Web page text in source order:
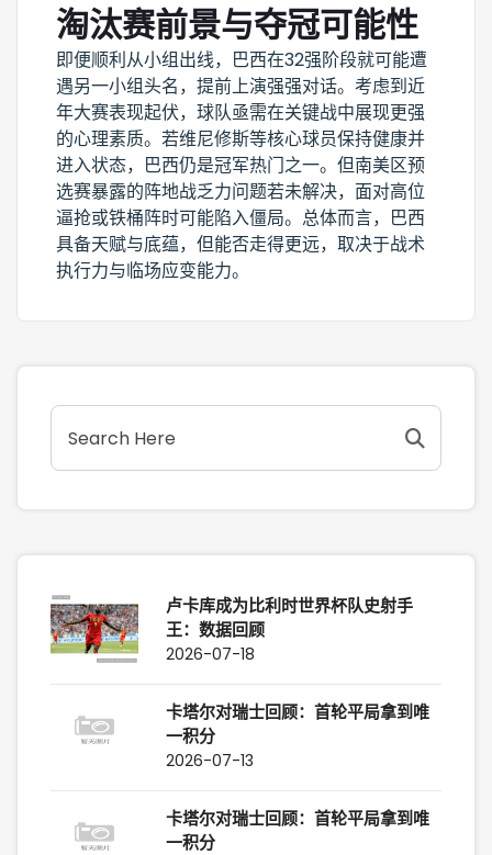
淘汰赛前景与夺冠可能性
即便顺利从小组出线，巴西在32强阶段就可能遭
遇另一小组头名，提前上演强强对话。考虑到近
年大赛表现起伏，球队亟需在关键战中展现更强
的心理素质。若维尼修斯等核心球员保持健康并
进入状态，巴西仍是冠军热门之一。但南美区预
选赛暴露的阵地战乏力问题若未解决，面对高位
逼抢或铁桶阵时可能陷入僵局。总体而言，巴西
具备天赋与底蕴，但能否走得更远，取决于战术
执行力与临场应变能力。
卢卡库成为比利时世界杯队史射手
王：数据回顾
2026-07-18
卡塔尔对瑞士回顾：首轮平局拿到唯
一积分
2026-07-13
卡塔尔对瑞士回顾：首轮平局拿到唯
一积分